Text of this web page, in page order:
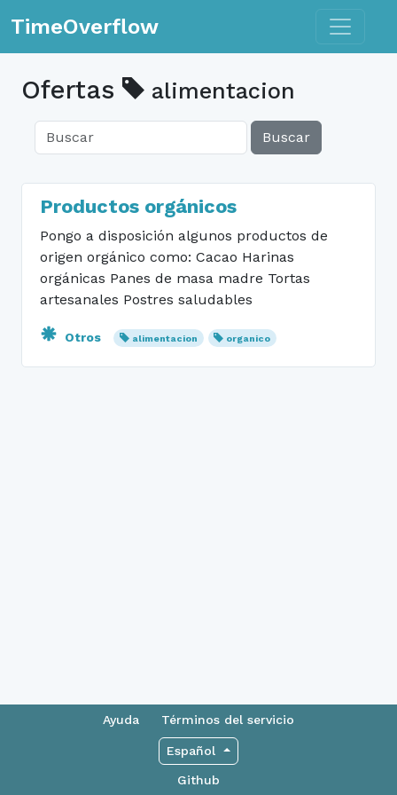
TimeOverflow Toggle
Ofertas alimentacion
Buscar
Productos orgánicos
Pongo a disposición algunos productos de
origen orgánico como: Cacao Harinas
orgánicas Panes de masa madre Tortas
artesanales Postres saludables
Otros alimentacion organico
Ayuda Términos del servicio
Español
Github